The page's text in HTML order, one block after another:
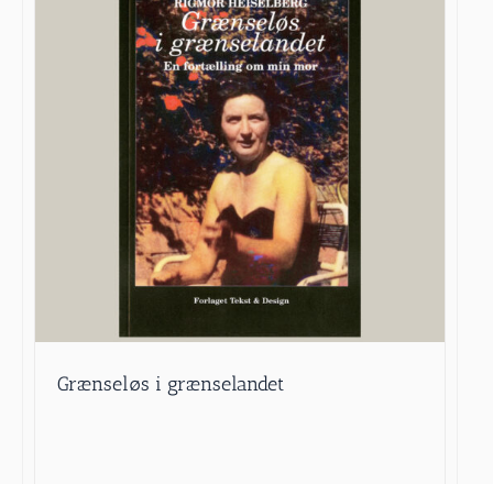
Grænseløs i grænselandet